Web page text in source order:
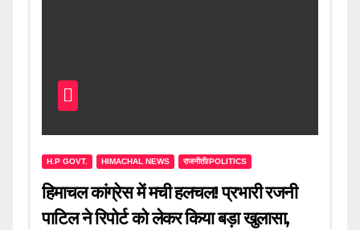
H.P GOVT. HIMACHAL NEWS राजनीती/POLITICS
हिमाचल कांग्रेस में मची हलचल! प्रभारी रजनी
पाटिल ने रिपोर्ट को लेकर किया बड़ा खुलासा,